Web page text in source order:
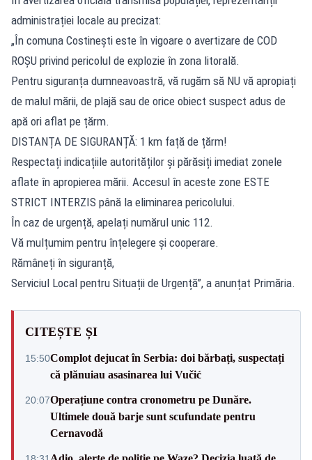
administrației locale au precizat:
„În comuna Costinești este în vigoare o avertizare de COD
ROȘU privind pericolul de explozie în zona litorală.
Pentru siguranța dumneavoastră, vă rugăm să NU vă apropiați
de malul mării, de plajă sau de orice obiect suspect adus de
apă ori aflat pe țărm.
DISTANȚA DE SIGURANȚĂ: 1 km față de țărm!
Respectați indicațiile autorităților și părăsiți imediat zonele
aflate în apropierea mării. Accesul în aceste zone ESTE
STRICT INTERZIS până la eliminarea pericolului.
În caz de urgență, apelați numărul unic 112.
Vă mulțumim pentru înțelegere și cooperare.
Rămâneți în siguranță,
Serviciul Local pentru Situații de Urgență”, a anunțat Primăria.
CITEȘTE ȘI
15:50Complot dejucat în Serbia: doi bărbați, suspectați
că plănuiau asasinarea lui Vučić
20:07Operațiune contra cronometru pe Dunăre.
Ultimele două barje sunt scufundate pentru
Cernavodă